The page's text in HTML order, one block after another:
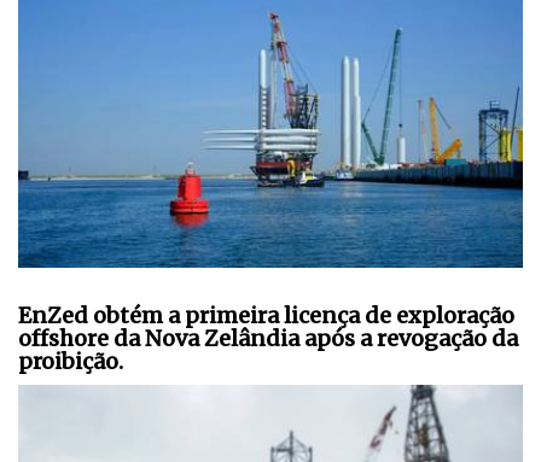
EnZed obtém a primeira licença de exploração
offshore da Nova Zelândia após a revogação da
proibição.